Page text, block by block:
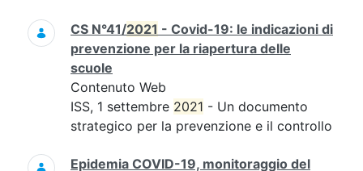
CS N°41/2021 - Covid-19: le indicazioni di
prevenzione per la riapertura delle
scuole
Contenuto Web
ISS, 1 settembre 2021 - Un documento
strategico per la prevenzione e il controllo
Epidemia COVID-19, monitoraggio del